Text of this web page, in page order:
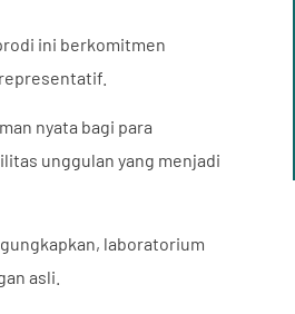
ini berkomitmen
nyata bagi para
unggulan yang menjadi
laboratorium
asli.